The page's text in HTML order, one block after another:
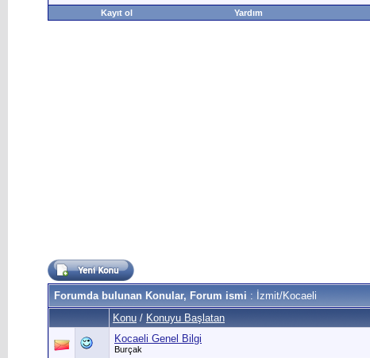
Kayıt ol
Yardım
Forumda bulunan Konular, Forum ismi : İzmit/Kocaeli
Konu / Konuyu Başlatan
Kocaeli Genel Bilgi
Burçak